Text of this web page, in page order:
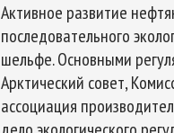
Активное развитие
последовательного
шельфе. Основными
Арктический совет,
ассоциация